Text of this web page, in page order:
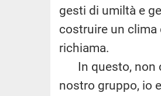
gesti di umiltà e
costruire un clima
richiama.
In questo, non
nostro gruppo, io